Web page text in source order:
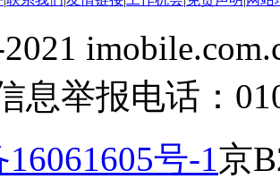
息举报电话：
号-1 京